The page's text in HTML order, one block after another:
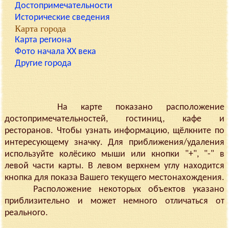
Достопримечательности
Исторические сведения
Карта города
Карта региона
Фото начала XX века
Другие города
На карте показано расположение
достопримечательностей, гостиниц, кафе и
ресторанов. Чтобы узнать информацию, щёлкните по
интересующему значку. Для приближения/удаления
используйте колёсико мыши или кнопки "+", "-" в
левой части карты. В левом верхнем углу находится
кнопка для показа Вашего текущего местонахождения.
Расположение некоторых объектов указано
приблизительно и может немного отличаться от
реального.